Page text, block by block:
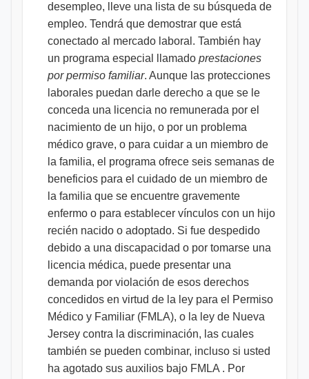
desempleo, lleve una lista de su búsqueda de
empleo. Tendrá que demostrar que está
conectado al mercado laboral. También hay
un programa especial llamado prestaciones
por permiso familiar. Aunque las protecciones
laborales puedan darle derecho a que se le
conceda una licencia no remunerada por el
nacimiento de un hijo, o por un problema
médico grave, o para cuidar a un miembro de
la familia, el programa ofrece seis semanas de
beneficios para el cuidado de un miembro de
la familia que se encuentre gravemente
enfermo o para establecer vínculos con un hijo
recién nacido o adoptado. Si fue despedido
debido a una discapacidad o por tomarse una
licencia médica, puede presentar una
demanda por violación de esos derechos
concedidos en virtud de la ley para el Permiso
Médico y Familiar (FMLA), o la ley de Nueva
Jersey contra la discriminación, las cuales
también se pueden combinar, incluso si usted
ha agotado sus auxilios bajo FMLA . Por